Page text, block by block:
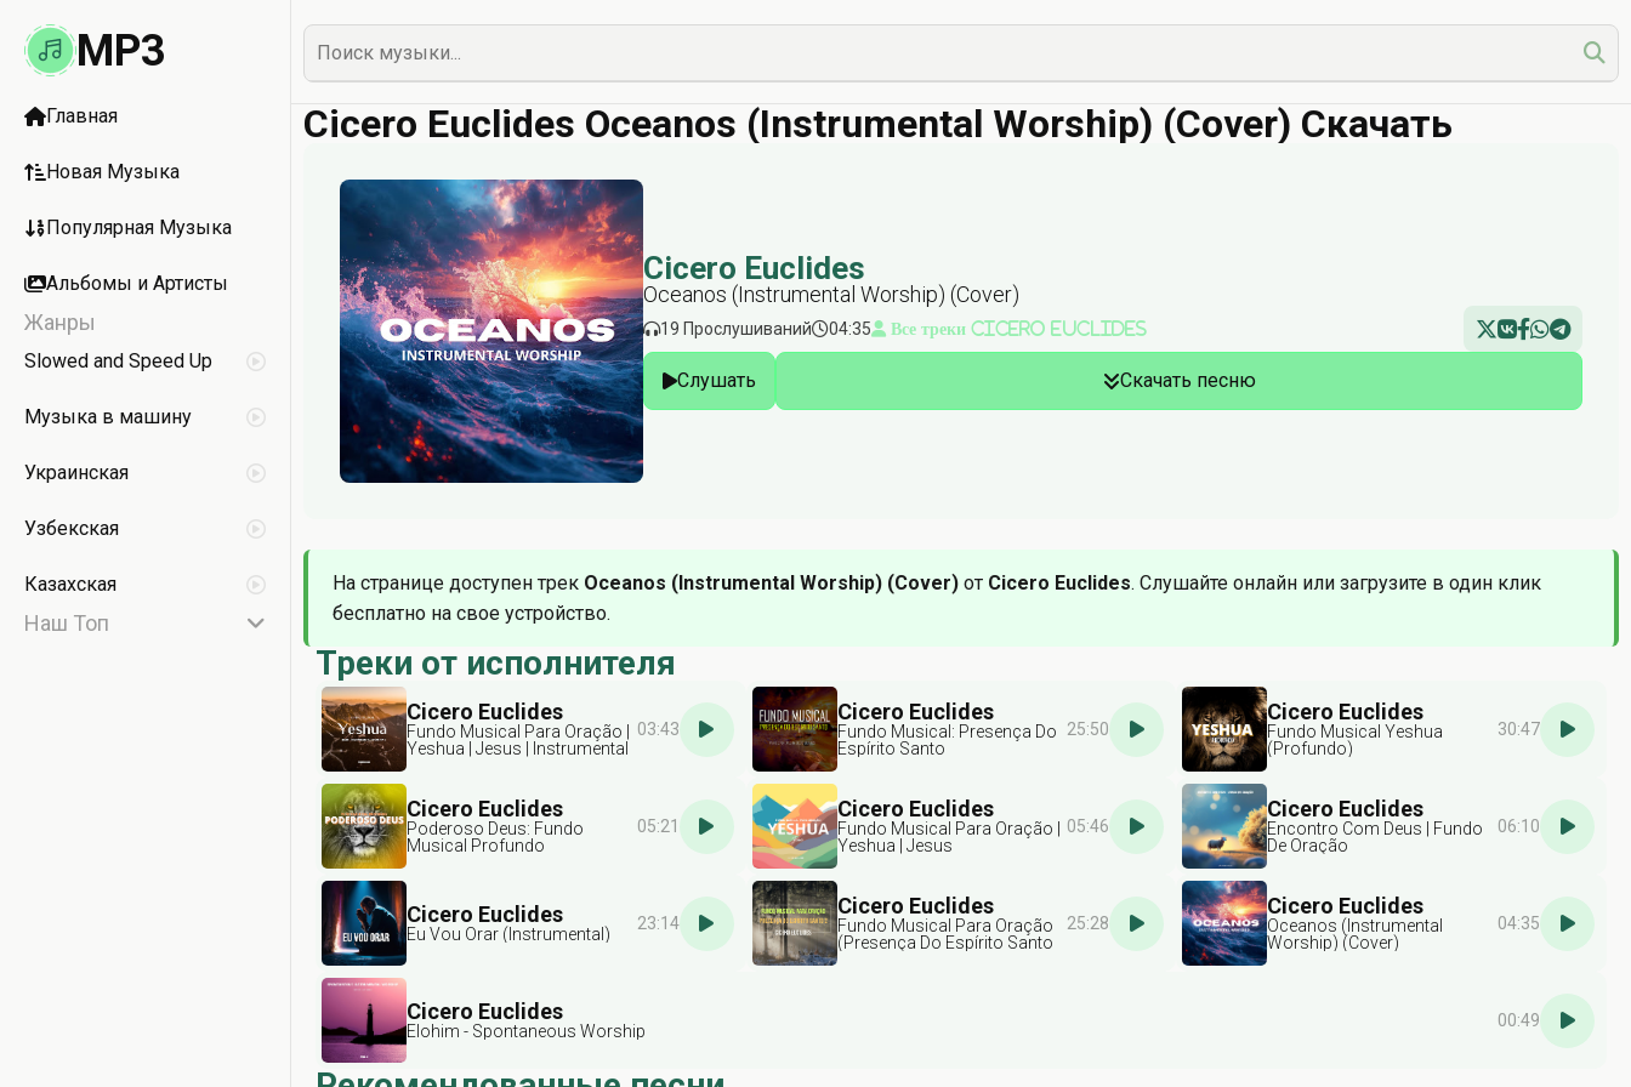
MP3
Главная
Новая Музыка
Популярная Музыка
Альбомы и Артисты
Жанры
Slowed and Speed Up
Музыка в машину
Украинская
Узбекская
Казахская
Наш Топ
Cicero Euclides Oceanos (Instrumental Worship) (Cover) Скачать
Cicero Euclides
Oceanos (Instrumental Worship) (Cover)
19 Прослушиваний 04:35 Все треки Cicero Euclides
Слушать Скачать песню
На странице доступен трек Oceanos (Instrumental Worship) (Cover) от Cicero Euclides. Слушайте онлайн или загрузите в один клик
бесплатно на свое устройство.
Треки от исполнителя
Cicero Euclides
Fundo Musical Para Oração |
Yeshua | Jesus | Instrumental
03:43
Cicero Euclides
Fundo Musical: Presença Do
Espírito Santo
25:50
Cicero Euclides
Fundo Musical Yeshua
(Profundo)
30:47
Cicero Euclides
Poderoso Deus: Fundo
Musical Profundo
05:21
Cicero Euclides
Fundo Musical Para Oração |
Yeshua | Jesus
05:46
Cicero Euclides
Encontro Com Deus | Fundo
De Oração
06:10
Cicero Euclides
Eu Vou Orar (Instrumental)
23:14
Cicero Euclides
Fundo Musical Para Oração
(Presença Do Espírito Santo
2)
25:28
Cicero Euclides
Oceanos (Instrumental
Worship) (Cover)
04:35
Cicero Euclides
Elohim - Spontaneous Worship
00:49